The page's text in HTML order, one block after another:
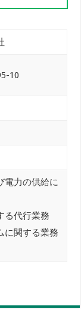
10
電力の供給に
る代行業務
に関する業務